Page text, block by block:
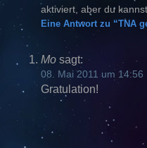
aktiviert, aber du
Eine Antwort zu “TNA
Mo sagt:
08. Mai 2011 um 14:56
Gratulation!